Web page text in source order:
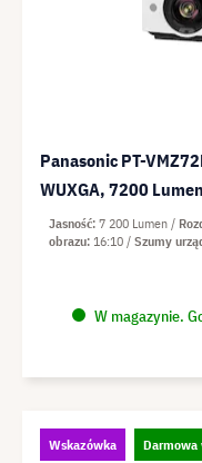
Panasonic PT-
WUXGA, 7200 Lumen
W magazynie.
Jasność 7 200 Lumen
obrazu 16:10 Szumy
Wskazówka Darmowa